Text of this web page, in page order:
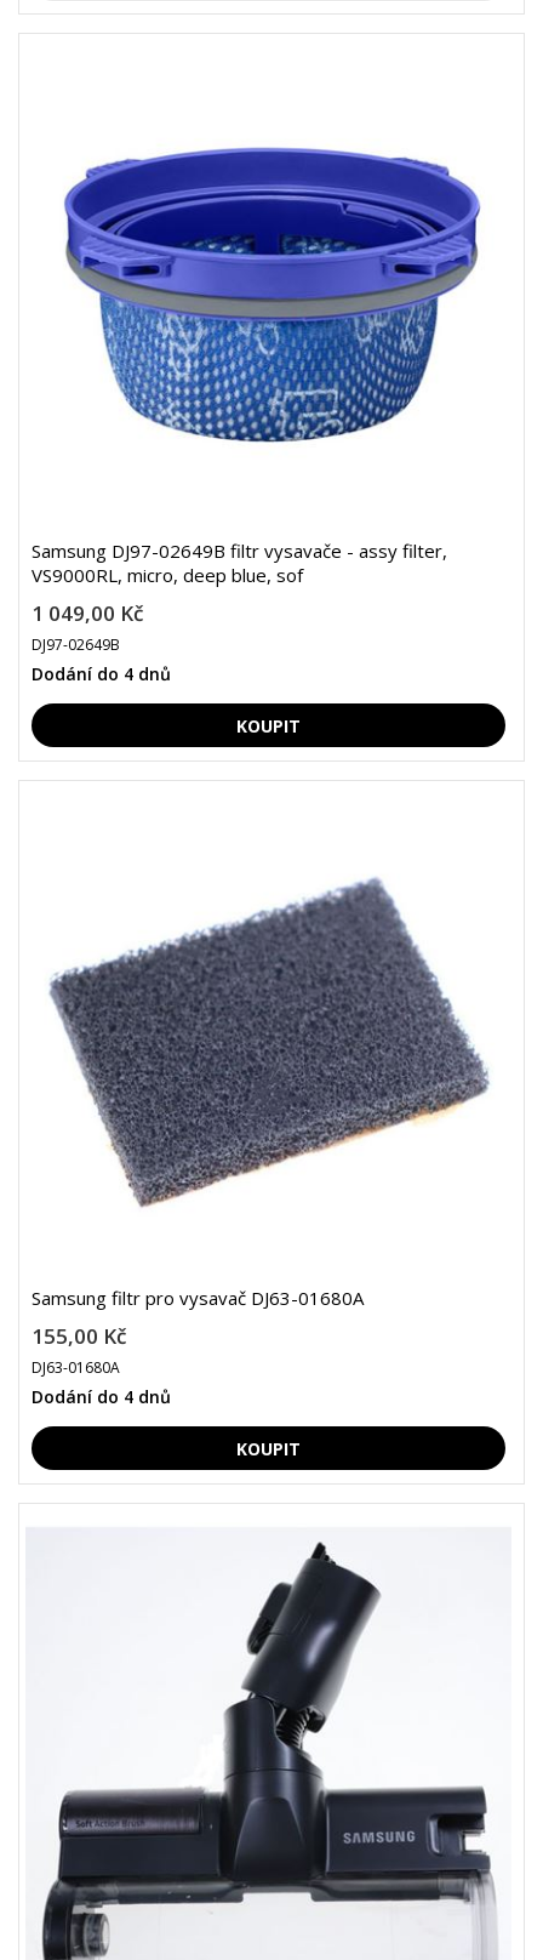
Samsung DJ97-02649B filtr vysavače - assy filter,
VS9000RL, micro, deep blue, sof
1 049,00 Kč
DJ97-02649B
Dodání do 4 dnů
Samsung filtr pro vysavač DJ63-01680A
155,00 Kč
DJ63-01680A
Dodání do 4 dnů